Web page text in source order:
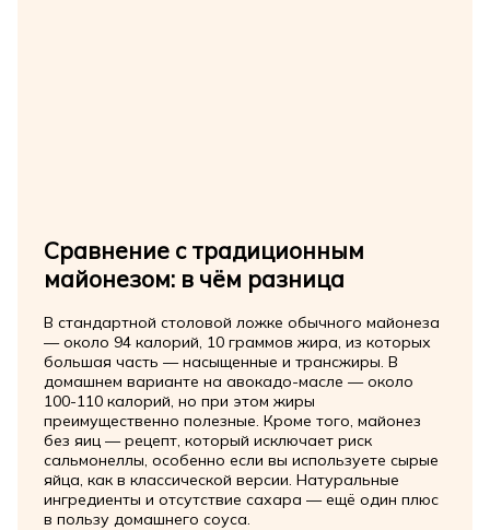
Сравнение с традиционным
майонезом: в чём разница
В стандартной столовой ложке обычного майонеза
— около 94 калорий, 10 граммов жира, из которых
большая часть — насыщенные и трансжиры. В
домашнем варианте на авокадо-масле — около
100-110 калорий, но при этом жиры
преимущественно полезные. Кроме того, майонез
без яиц — рецепт, который исключает риск
сальмонеллы, особенно если вы используете сырые
яйца, как в классической версии. Натуральные
ингредиенты и отсутствие сахара — ещё один плюс
в пользу домашнего соуса.